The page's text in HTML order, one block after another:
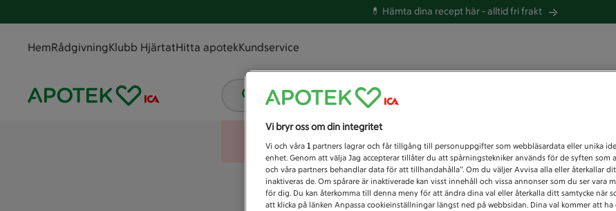
💊 Hämta dina recept här -alltid fri frakt
HemRådgivningKlubb HjärtatHitta apotekKundservice
Vad letar du efter idag?
Unknown error
Vi bryr oss om din integritet
Vi och våra 1 partners lagrar och får tillgång till personuppgifter som webbläsardata eller unika
enhet. Genom att välja Jag accepterar tillåter du att spårningstekniker används för de syften som
och våra partners behandlar data för att tillhandahålla”. Om du väljer Avvisa alla eller återkallar
inaktiveras de. Om spårare är inaktiverade kan visst innehåll och vissa annonser som du ser vara
för dig. Du kan återkomma till denna meny för att ändra dina val eller återkalla ditt samtycke när
att klicka på länken Anpassa cookieinställningar längst ned på webbsidan. Dina val kommer att